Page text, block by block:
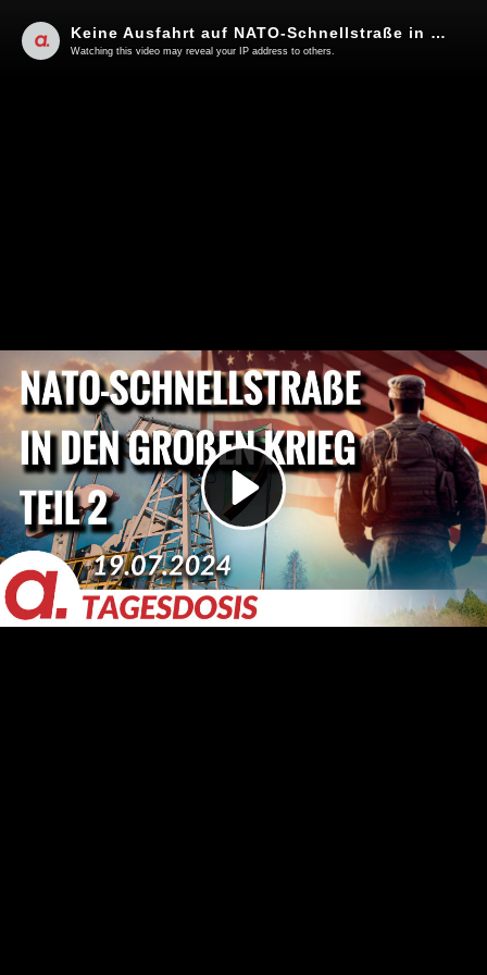
Play
Video
Keine Ausfahrt auf NATO-Schnellstraße in den großen Krieg | Von Rainer Rupp
Watching this video may reveal your IP address to others.